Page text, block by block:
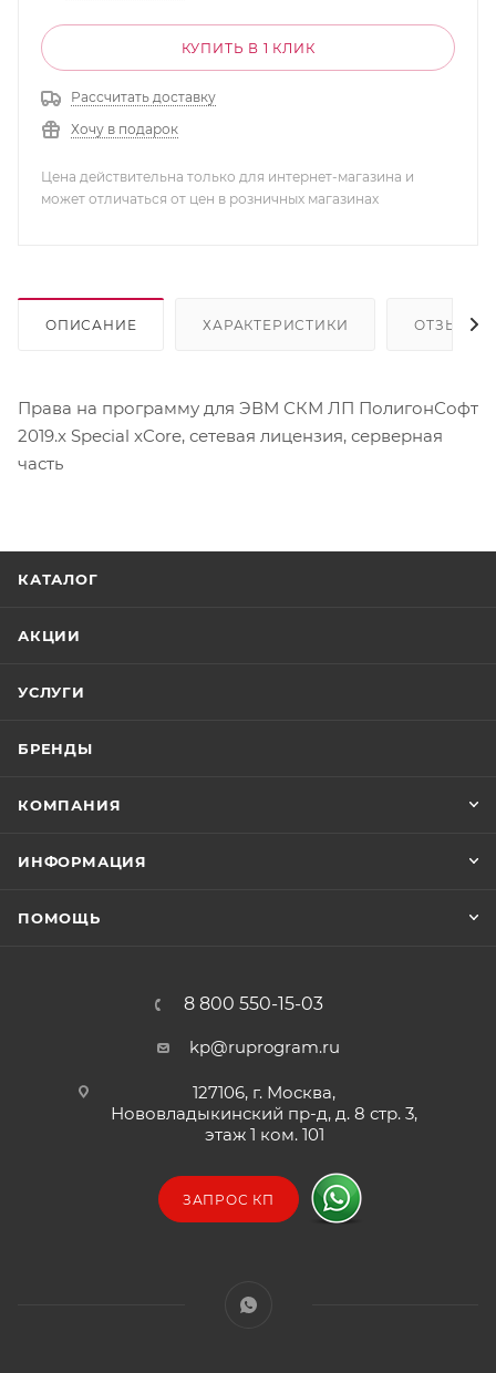
КУПИТЬ В 1 КЛИК
Рассчитать доставку
Хочу в подарок
Цена действительна только для интернет-магазина и
может отличаться от цен в розничных магазинах
ОПИСАНИЕ ХАРАКТЕРИСТИКИ ОТЗЫВЫ
Права на программу для ЭВМ СКМ ЛП ПолигонСофт
2019.x Special xCore, сетевая лицензия, серверная
часть
КАТАЛОГ
АКЦИИ
УСЛУГИ
БРЕНДЫ
КОМПАНИЯ
ИНФОРМАЦИЯ
ПОМОЩЬ
8 800 550-15-03
kp@ruprogram.ru
127106, г. Москва,
Нововладыкинский пр-д, д. 8 стр. 3,
этаж 1 ком. 101
ЗАПРОС КП